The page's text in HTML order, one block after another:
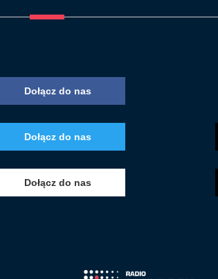
Dołącz do nas
Dołącz do nas
Dołącz do nas